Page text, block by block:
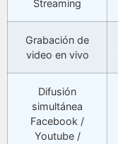
Streaming
Grabación de
video en vivo
Difusión
simultánea
Facebook /
Youtube /